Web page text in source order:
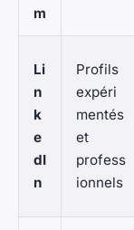
m
Li
n
k
e
dI
n
Profils
expéri
mentés
et
profess
ionnels